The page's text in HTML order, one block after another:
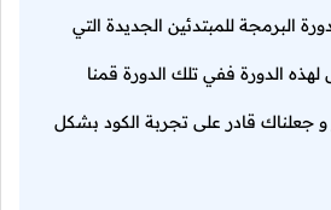
البرمجة للمبتدئين الجديدة التي
الدورة ففي تلك الدورة قمنا
جعلناك قادر على تجربة الكود بشكل